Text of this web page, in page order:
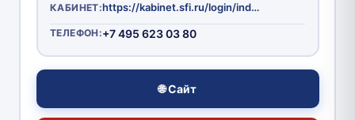
КАБИНЕТ: https://kabinet.sfi.ru/login/index.php
ТЕЛЕФОН:+7 495 623 03 80
🌐 Сайт